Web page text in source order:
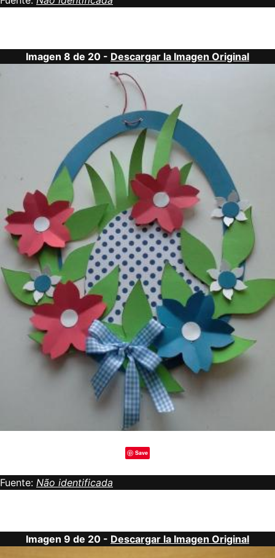
Imagen 8 de 20 - Descargar la Imagen Original
Save
Fuente: Não identificada
Imagen 9 de 20 - Descargar la Imagen Original